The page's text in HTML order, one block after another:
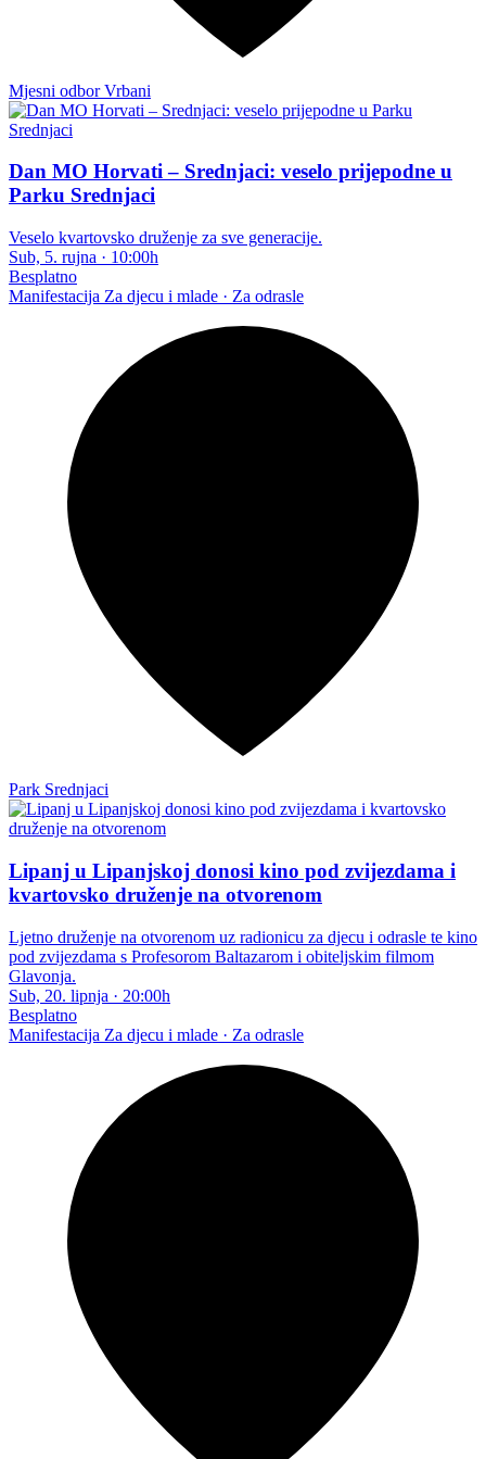
Mjesni odbor Vrbani
Dan MO Horvati – Srednjaci: veselo prijepodne u
Parku Srednjaci
Veselo kvartovsko druženje za sve generacije.
Sub, 5. rujna · 10:00h
Besplatno
Manifestacija Za djecu i mlade · Za odrasle
Park Srednjaci
Lipanj u Lipanjskoj donosi kino pod zvijezdama i
kvartovsko druženje na otvorenom
Ljetno druženje na otvorenom uz radionicu za djecu i odrasle te kino
pod zvijezdama s Profesorom Baltazarom i obiteljskim filmom
Glavonja.
Sub, 20. lipnja · 20:00h
Besplatno
Manifestacija Za djecu i mlade · Za odrasle